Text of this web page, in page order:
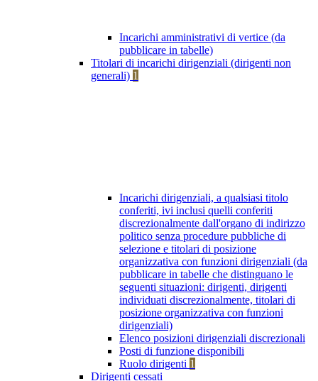
Incarichi amministrativi di vertice (da
pubblicare in tabelle)
Titolari di incarichi dirigenziali (dirigenti non
generali) 1
Incarichi dirigenziali, a qualsiasi titolo
conferiti, ivi inclusi quelli conferiti
discrezionalmente dall'organo di indirizzo
politico senza procedure pubbliche di
selezione e titolari di posizione
organizzativa con funzioni dirigenziali (da
pubblicare in tabelle che distinguano le
seguenti situazioni: dirigenti, dirigenti
individuati discrezionalmente, titolari di
posizione organizzativa con funzioni
dirigenziali)
Elenco posizioni dirigenziali discrezionali
Posti di funzione disponibili
Ruolo dirigenti 1
Dirigenti cessati